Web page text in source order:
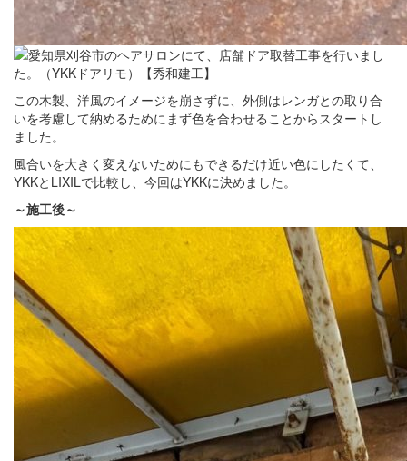
この木製、洋風のイメージを崩さずに、外側はレンガとの取り合
いを考慮して納めるためにまず色を合わせることからスタートし
ました。
風合いを大きく変えないためにもできるだけ近い色にしたくて、
YKKとLIXILで比較し、今回はYKKに決めました。
～施工後～